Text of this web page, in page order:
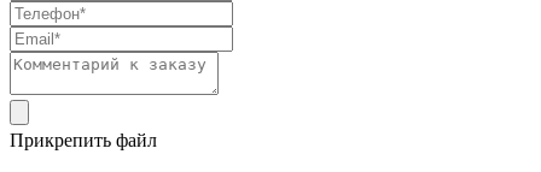
Прикрепить файл